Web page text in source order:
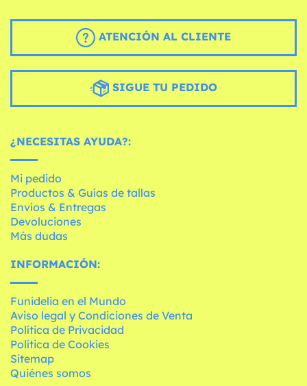
ATENCIÓN AL CLIENTE
SIGUE TU PEDIDO
¿NECESITAS AYUDA?:
Mi pedido
Productos & Guías de tallas
Envíos & Entregas
Devoluciones
Más dudas
INFORMACIÓN:
Funidelia en el Mundo
Aviso legal y Condiciones de Venta
Política de Privacidad
Política de Cookies
Sitemap
Quiénes somos